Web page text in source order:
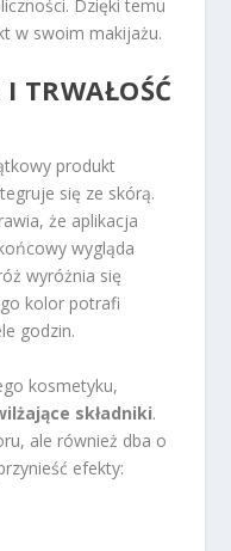
Dzięki temu
w swoim makijażu.
TRWAŁOŚĆ
produkt
się ze skórą.
że aplikacja
wygląda
wyróżnia się
kolor potrafi
godzin.
kosmetyku,
składniki.
ale również dba o
efekty: